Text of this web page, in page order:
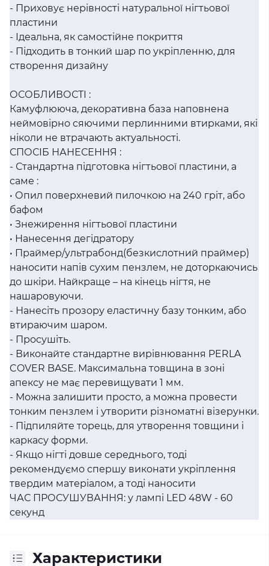
- Приховує нерівності натуральної нігтьової
пластини
- Ідеальна, як самостійне покриття
- Підходить в тонкий шар по укріпленню, для
створення дизайну
ОСОБЛИВОСТІ :
Камуфлююча, декоративна база наповнена
неймовірно сяючими перлинними втирками, які
ніколи не втрачають актуальності.
СПОСІБ НАНЕСЕННЯ :
- Стандартна підготовка нігтьової пластини, а
саме :
• Опил поверхневий пилочкою на 240 гріт, або
бафом
• Знежирення нігтьової пластини
• Нанесення дегідратору
• Праймер/ультрабонд(безкислотний праймер)
наносити напів сухим пензлем, не доторкаючись
до шкіри. Найкраще – на кінець нігтя, не
нашаровуючи.
- Нанесіть прозору еластичну базу тонким, або
втираючим шаром.
- Просушіть.
- Виконайте стандартне вирівнювання PERLA
COVER BASE. Максимальна товщина в зоні
апексу не має перевищувати 1 мм.
- Можна залишити просто, а можна провести
тонким пензлем і утворити різноматні візерунки.
- Підпиляйте торець, для утворення товщини і
каркасу форми.
- Якщо нігті довше середнього, тоді
рекомендуємо спершу виконати укріплення
твердим матеріалом, а тоді наносити
ЧАС ПРОСУШУВАННЯ: у лампі LED 48W - 60
секунд
Характеристики